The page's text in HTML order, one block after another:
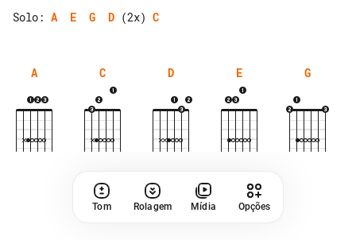
Solo: A E G D (2x) C
A C D E G
Tom Rolagem Mídia Opções